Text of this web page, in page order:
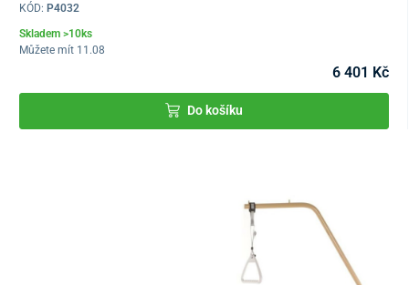
KÓD: P4032
Skladem >10ks
Můžete mít 11.08
6 401 Kč
Do košíku